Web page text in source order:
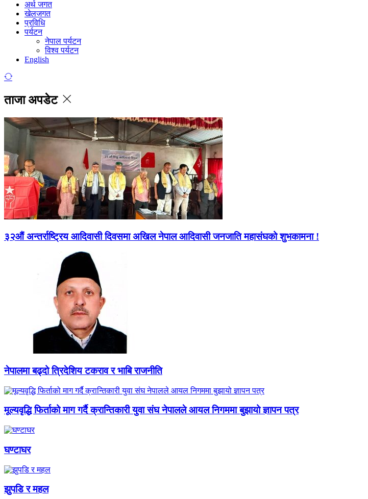
अर्थ जगत
खेलजगत
प्रविधि
पर्यटन
नेपाल पर्यटन
विश्व पर्यटन
English
ताजा अपडेट
३२औं अन्तर्राष्ट्रिय आदिवासी दिवसमा अखिल नेपाल आदिवासी जनजाति महासंघको शुभकामना !
नेपालमा बढ्दो त्रिदेशिय टकराव र भाबि राजनीति
मूल्यवृद्धि फिर्ताको माग गर्दै क्रान्तिकारी युवा संघ नेपालले आयल निगममा बुझायो ज्ञापन पत्र
घण्टाघर
झुपडि र महल